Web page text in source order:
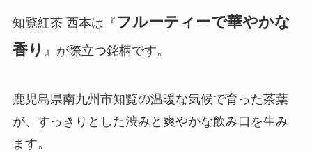
知覧紅茶 西本は『 フルーティーで華やかな
香り 』が際立つ銘柄です。
鹿児島県南九州市知覧の温暖な気候で育った茶葉
が、すっきりとした渋みと爽やかな飲み口を生み
ます。